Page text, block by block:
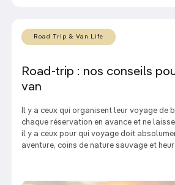
Road Trip & Van Life
Road-trip : nos conseils
van
Il y a ceux qui organisent leur voyage de
chaque réservation en avance et ne
il y a ceux pour qui voyage doit
aventure, coins de nature sauvage et